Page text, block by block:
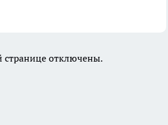
странице отключены.